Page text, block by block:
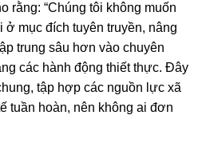
rằng: “Chúng tôi không muốn
mục đích tuyên truyền, nâng
trung sâu hơn vào chuyên
các hành động thiết thực. Đây
tập hợp các nguồn lực xã
tuần hoàn, nên không ai đơn